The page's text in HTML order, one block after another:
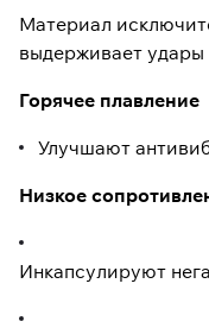
Материал
выдерживает
Горячее плавление
Улучшают
Низкое
Инкапсулируют